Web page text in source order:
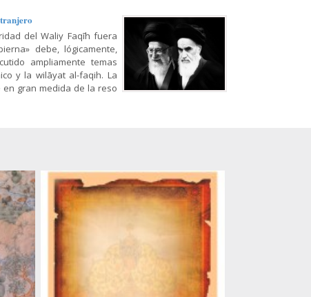
del Waliy Faqīh fuera
debe, lógicamente,
ampliamente temas
y la wilāyat al-faqih. La
gran medida de la reso